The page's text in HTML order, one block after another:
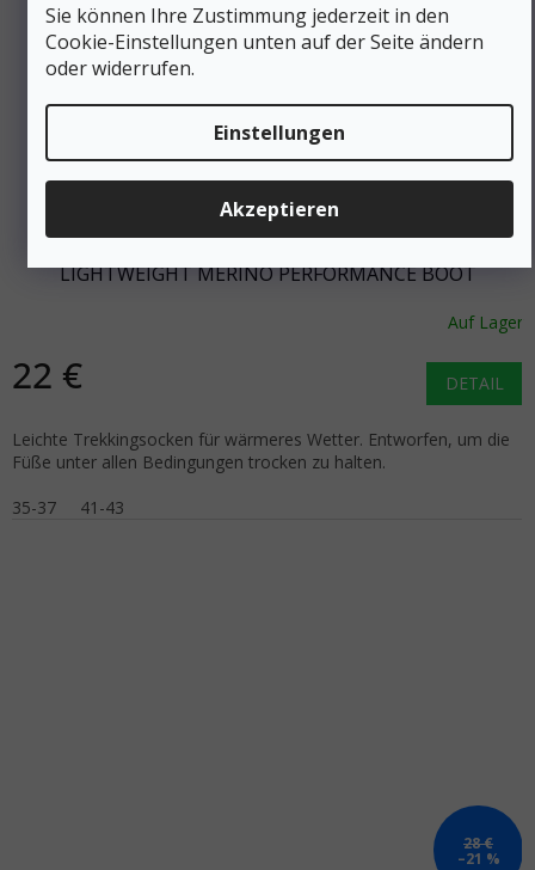
Sie können Ihre Zustimmung jederzeit in den
Cookie-Einstellungen unten auf der Seite ändern
oder widerrufen.
Einstellungen
Akzeptieren
24 €
–8 %
BRIDGEDALE Damen Trekkingsocken HIKE
LIGHTWEIGHT MERINO PERFORMANCE BOOT
Auf Lager
22 € DETAIL
Leichte Trekkingsocken für wärmeres Wetter. Entworfen, um die
Füße unter allen Bedingungen trocken zu halten.
35-37
41-43
28 €
–21 %